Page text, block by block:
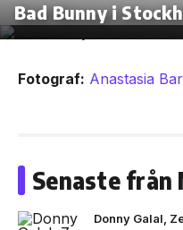
Bad Bunny i
Fotograf: Anastasia
Senaste från
Donny Galal,